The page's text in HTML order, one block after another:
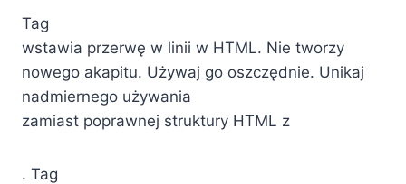
Tag
wstawia przerwę w linii w HTML. Nie tworzy
nowego akapitu. Używaj go oszczędnie. Unikaj
nadmiernego używania
zamiast poprawnej struktury HTML z
. Tag